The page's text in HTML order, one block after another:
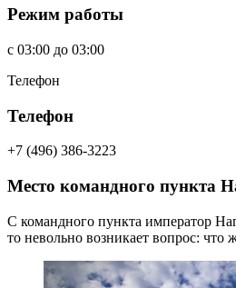
Режим работы
c 03:00 до 03:00
Телефон
Телефон
+7 (496) 386-3223
Место командного пункта
С командного пункта император
то невольно возникает вопрос: что